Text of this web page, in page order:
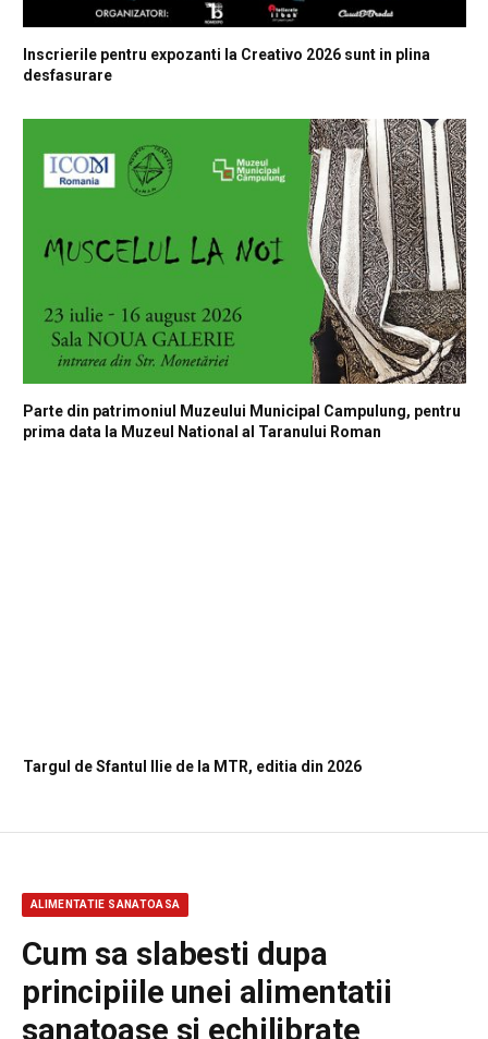
Inscrierile pentru expozanti la Creativo 2026 sunt in plina
desfasurare
Parte din patrimoniul Muzeului Municipal Campulung, pentru
prima data la Muzeul National al Taranului Roman
Targul de Sfantul Ilie de la MTR, editia din 2026
ALIMENTATIE SANATOASA
Cum sa slabesti dupa
principiile unei alimentatii
sanatoase si echilibrate